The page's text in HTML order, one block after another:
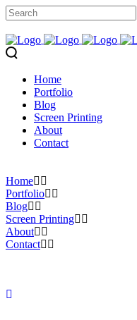
Home
Portfolio
Blog
Screen Printing
About
Contact
Home
Portfolio
Blog
Screen Printing
About
Contact